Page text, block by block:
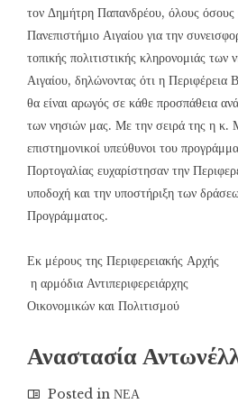
τον Δημήτρη Παπανδρέου, όλους όσους
Πανεπιστήμιο Αιγαίου για την
τοπικής πολιτιστικής κληρονομιάς των
Αιγαίου, δηλώνοντας ότι η Περιφέρεια
θα είναι αρωγός σε κάθε προσπάθεια
των νησιών μας. Με την σειρά της η κ.
επιστημονικοί υπεύθυνοι του
Πορτογαλίας ευχαρίστησαν την
υποδοχή και την υποστήριξη των
Προγράμματος.
Εκ μέρους της Περιφερειακής Αρχής
η αρμόδια Αντιπεριφερειάρχης
Οικονομικών και Πολιτισμού
Αναστασία
Posted in ΝΕΑ